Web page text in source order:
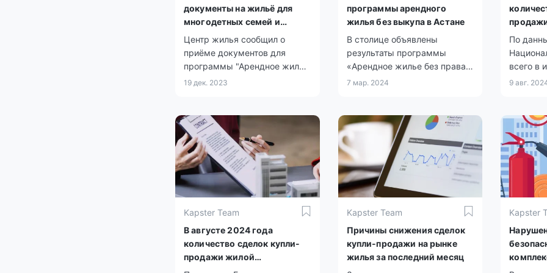
документы на жильё для
многодетных семей и
социально уязвимых
Центр жилья сообщил о
приёме документов для
программы "Арендное жильё
без права выкупа" для двух
граждане".
19 дек. 2023
программы арендного
жилья без выкупа в Астане
В столице объявлены
результаты программы
«Арендное жилье без права
выкупа» для многодетных
родителей, а также для
социально уязвимых групп
населения.
7 мар. 2024
на 21,7%
По
всего в
126 по
домам и
9 авг.
Kapster Team
В августе 2024 года
количество сделок купли-
продажи жилой
недвижимости увеличилось
Kapster Team
Причины снижения сделок
купли-продажи на рынке
жилья за последний месяц
Kapster